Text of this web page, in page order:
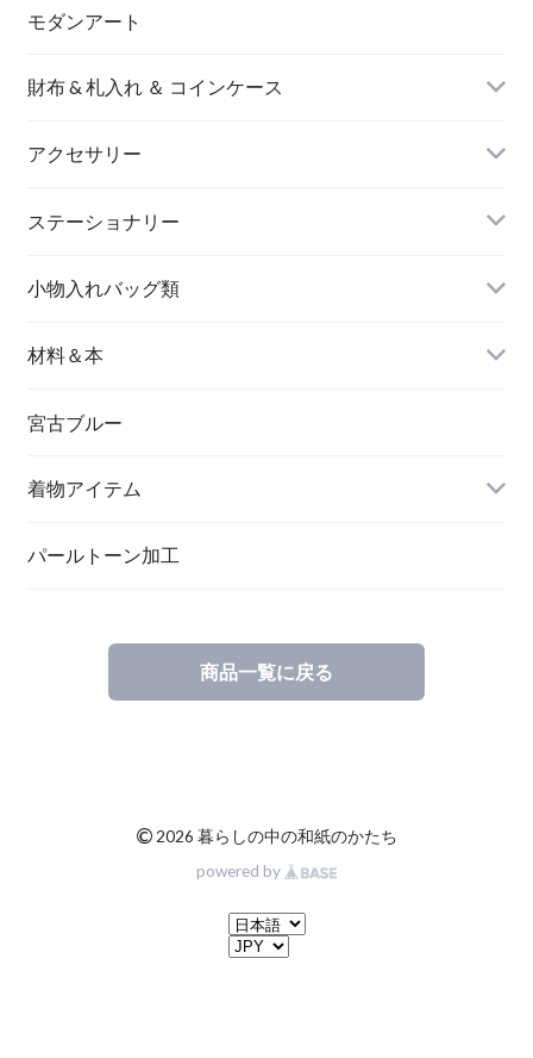
モダンアート
財布 & 札入れ ＆ コインケース
長財布
アクセサリー
イヤリング＆ピアス
バングル＆ブレスレット
ペンダント
ブローチ
ステーショナリー
名刺入れ
メッセージカード
一筆箋
小物入れバッグ類
バッグ
材料＆本
ハンドメイドキット
宮古ブルー
着物アイテム
パールトーン加工
商品一覧に戻る
©2026 暮らしの中の和紙のかたち
powered by